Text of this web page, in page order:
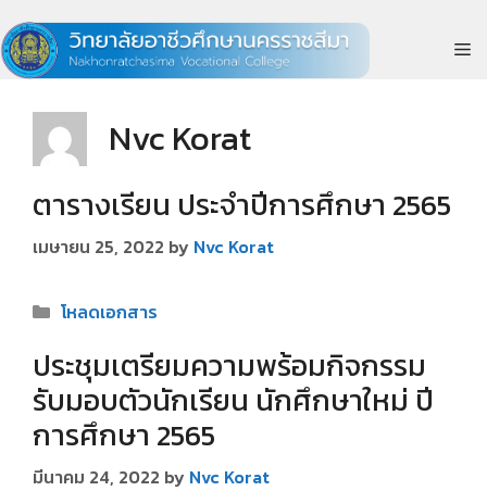
to
content
Nvc Korat
ตารางเรียน ประจำปีการศึกษา 2565
เมษายน 25, 2022 by Nvc Korat
Categories
โหลดเอกสาร
ประชุมเตรียมความพร้อมกิจกรรม
รับมอบตัวนักเรียน นักศึกษาใหม่ ปี
การศึกษา 2565
มีนาคม 24, 2022 by Nvc Korat